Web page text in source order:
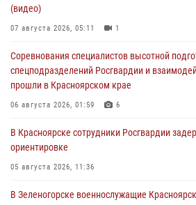
(видео)
07 августа 2026, 05:11 1
Соревнования специалистов высотной
спецподразделений Росгвардии и
прошли в Красноярском крае
06 августа 2026, 01:59 6
В Красноярске сотрудники Росгвардии
ориентировке
05 августа 2026, 11:36
В Зеленогорске военнослужащие